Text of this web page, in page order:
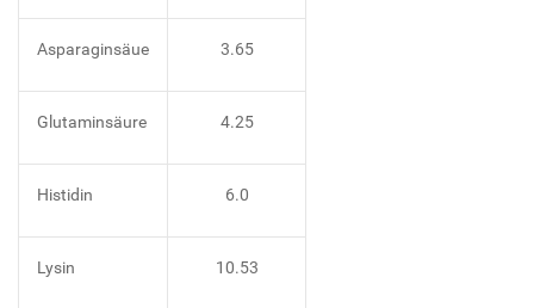
Asparaginsäue 3.65
Glutaminsäure 4.25
Histidin 6.0
Lysin 10.53